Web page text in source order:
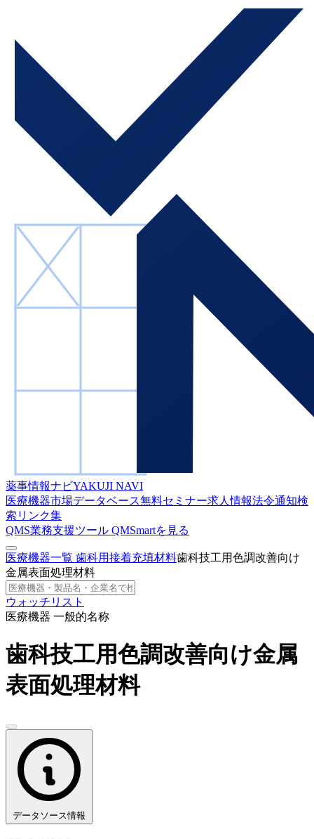
薬事情報ナビYAKUJI NAVI
医療機器市場データベース無料セミナー求人情報法令通知検
索 リンク集
QMS業務支援ツール QMSmartを見る
医療機器一覧 歯科用接着充填材料歯科技工用色調改善向け
金属表面処理材料
ウォッチリスト
医療機器 一般的名称
歯科技工用色調改善向け金属
表面処理材料
データソース情報